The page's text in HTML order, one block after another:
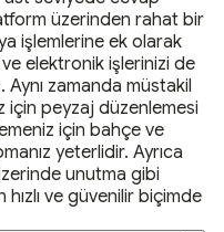
üzerinden rahat bir
işlemlerine ek olarak
elektronik işlerinizi de
zamanda müstakil
için peyzaj düzenlemesi
için bahçe ve
yeterlidir. Ayrıca
unutma gibi
ve güvenilir biçimde